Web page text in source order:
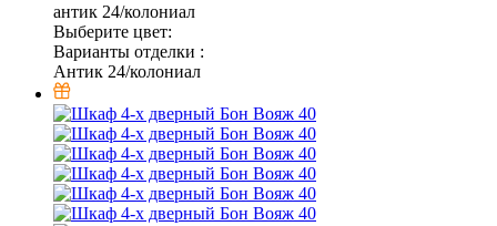
антик 24/колониал
Выберите цвет:
Варианты отделки :
Антик 24/колониал